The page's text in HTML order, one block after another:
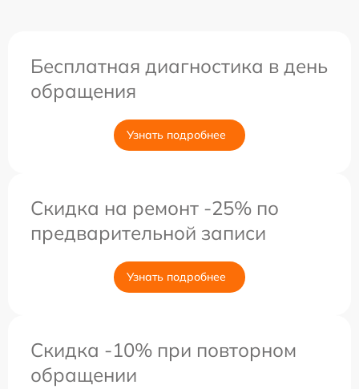
Бесплатная диагностика в день
обращения
Узнать подробнее
Скидка на ремонт -25% по
предварительной записи
Узнать подробнее
Скидка -10% при повторном
обращении